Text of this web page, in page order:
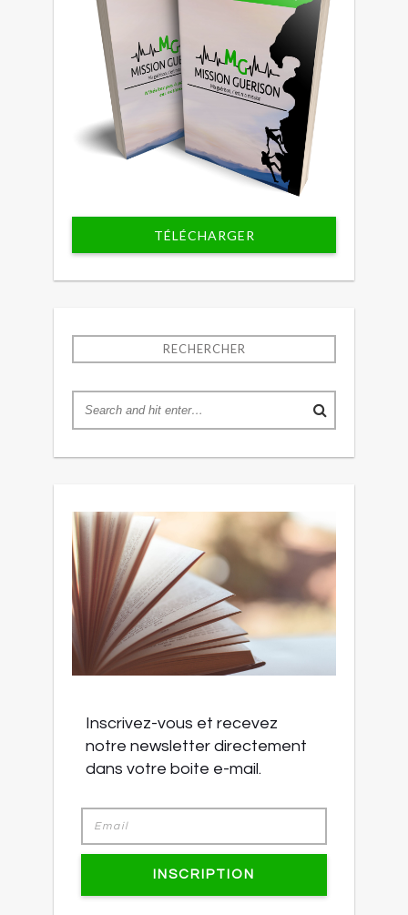
TÉLÉCHARGER
RECHERCHER
Inscrivez-vous et recevez
notre newsletter directement
dans votre boite e-mail.
INSCRIPTION